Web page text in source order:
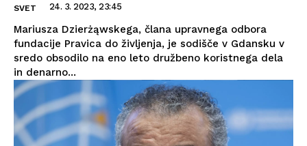
SVET 24. 3. 2023, 23:45
Mariusza Dzierżąwskega, člana upravnega odbora
fundacije Pravica do življenja, je sodišče v Gdansku v
sredo obsodilo na eno leto družbeno koristnega dela
in denarno...